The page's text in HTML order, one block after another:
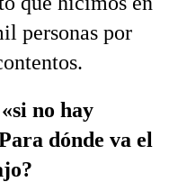
personas por
no hay
dónde va el